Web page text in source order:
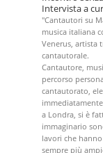
Intervista a
"Cantautori su
musica italiana
Venerus, artista
cantautorale.
Cantautore,
percorso
cantautorato,
a Londra, si è
immaginario
lavori che
sempre più